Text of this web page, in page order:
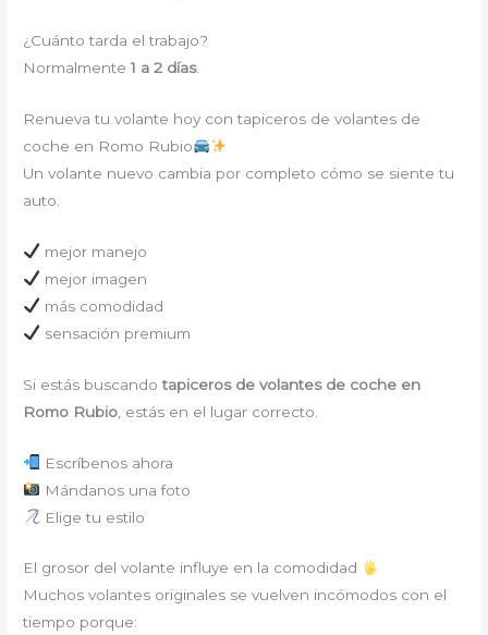
¿Cuánto tarda el trabajo?
Normalmente1 a 2 días.
Renueva tu volante hoy con tapiceros de volantes de
coche en Romo Rubio
Un volante nuevo cambia por completo cómo se siente tu
auto.
mejor manejo
mejor imagen
más comodidad
sensación premium
Si estás buscandotapiceros de volantes de coche en
Romo Rubio , estás en el lugar correcto.
Escríbenos ahora
Mándanos una foto
Elige tu estilo
El grosor del volante influye en la comodidad
Muchos volantes originales se vuelven incómodos con el
tiempo porque: